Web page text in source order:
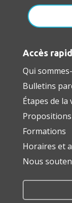
Accès
Qui
Bulletins
Étapes de la
Propositions
Formations
Horaires et
Nous